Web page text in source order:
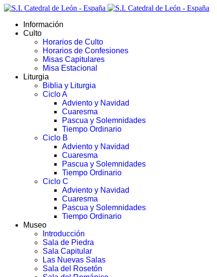
Información
Culto
Horarios de Culto
Horarios de Confesiones
Misas Capitulares
Misa Estacional
Liturgia
Biblia y Liturgia
Ciclo A
Adviento y Navidad
Cuaresma
Pascua y Solemnidades
Tiempo Ordinario
Ciclo B
Adviento y Navidad
Cuaresma
Pascua y Solemnidades
Tiempo Ordinario
Ciclo C
Adviento y Navidad
Cuaresma
Pascua y Solemnidades
Tiempo Ordinario
Museo
Introducción
Sala de Piedra
Sala Capitular
Las Nuevas Salas
Sala del Rosetón